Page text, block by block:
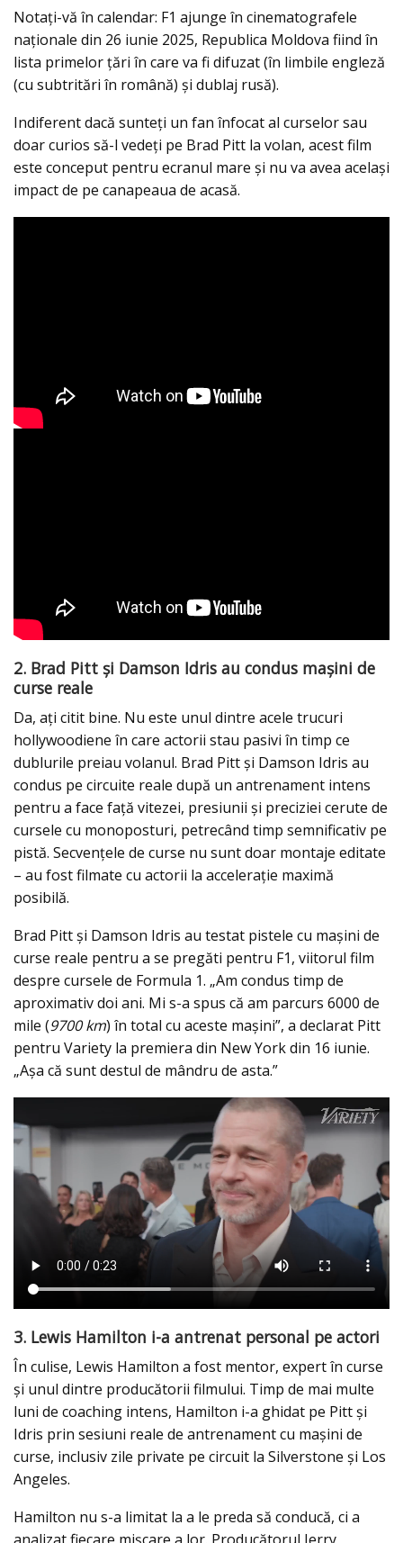
Notați-vă în calendar: F1 ajunge în cinematografele
naționale din 26 iunie 2025, Republica Moldova fiind în
lista primelor țări în care va fi difuzat (în limbile engleză
(cu subtritări în română) și dublaj rusă).
Indiferent dacă sunteți un fan înfocat al curselor sau
doar curios să-l vedeți pe Brad Pitt la volan, acest film
este conceput pentru ecranul mare și nu va avea același
impact de pe canapeaua de acasă.
2. Brad Pitt și Damson Idris au condus mașini de
curse reale
Da, ați citit bine. Nu este unul dintre acele trucuri
hollywoodiene în care actorii stau pasivi în timp ce
dublurile preiau volanul. Brad Pitt și Damson Idris au
condus pe circuite reale după un antrenament intens
pentru a face față vitezei, presiunii și preciziei cerute de
cursele cu monoposturi, petrecând timp semnificativ pe
pistă. Secvențele de curse nu sunt doar montaje editate
– au fost filmate cu actorii la accelerație maximă
posibilă.
Brad Pitt și Damson Idris au testat pistele cu mașini de
curse reale pentru a se pregăti pentru F1, viitorul film
despre cursele de Formula 1. „Am condus timp de
aproximativ doi ani. Mi s-a spus că am parcurs 6000 de
mile (9700 km) în total cu aceste mașini”, a declarat Pitt
pentru Variety la premiera din New York din 16 iunie.
„Așa că sunt destul de mândru de asta.”
3. Lewis Hamilton i-a antrenat personal pe actori
În culise, Lewis Hamilton a fost mentor, expert în curse
și unul dintre producătorii filmului. Timp de mai multe
luni de coaching intens, Hamilton i-a ghidat pe Pitt și
Idris prin sesiuni reale de antrenament cu mașini de
curse, inclusiv zile private pe circuit la Silverstone și Los
Angeles.
Hamilton nu s-a limitat la a le preda să conducă, ci a